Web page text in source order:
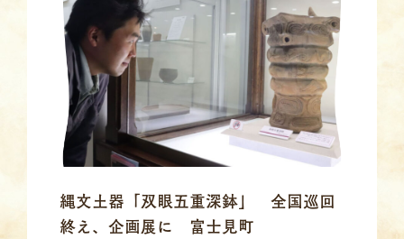
縄文土器「双眼五重深鉢」 全国巡回
終え、企画展に 富士見町